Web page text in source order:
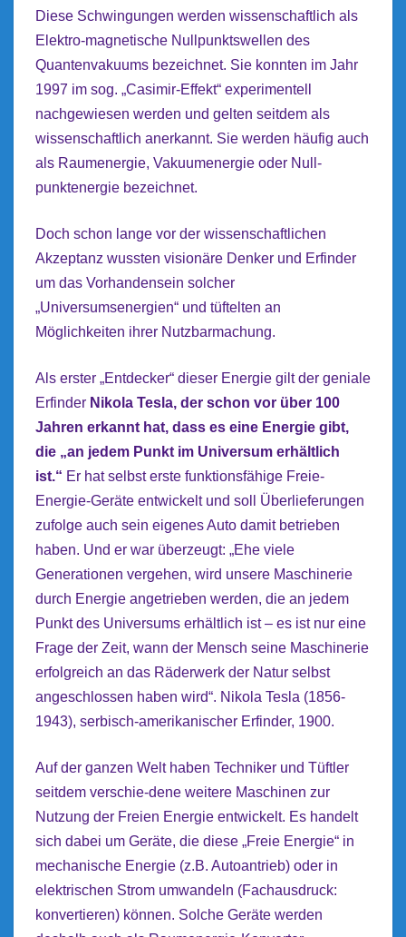
Diese Schwingungen werden wissenschaftlich als
Elektro-magnetische Nullpunktswellen des
Quantenvakuums bezeichnet. Sie konnten im Jahr
1997 im sog. „Casimir-Effekt“ experimentell
nachgewiesen werden und gelten seitdem als
wissenschaftlich anerkannt. Sie werden häufig auch
als Raumenergie, Vakuumenergie oder Null-
punktenergie bezeichnet.
Doch schon lange vor der wissenschaftlichen
Akzeptanz wussten visionäre Denker und Erfinder
um das Vorhandensein solcher
„Universumsenergien“ und tüftelten an
Möglichkeiten ihrer Nutzbarmachung.
Als erster „Entdecker“ dieser Energie gilt der geniale
Erfinder Nikola Tesla, der schon vor über 100
Jahren erkannt hat, dass es eine Energie gibt,
die „an jedem Punkt im Universum erhältlich
ist.“ Er hat selbst erste funktionsfähige Freie-
Energie-Geräte entwickelt und soll Überlieferungen
zufolge auch sein eigenes Auto damit betrieben
haben. Und er war überzeugt: „Ehe viele
Generationen vergehen, wird unsere Maschinerie
durch Energie angetrieben werden, die an jedem
Punkt des Universums erhältlich ist – es ist nur eine
Frage der Zeit, wann der Mensch seine Maschinerie
erfolgreich an das Räderwerk der Natur selbst
angeschlossen haben wird“. Nikola Tesla (1856-
1943), serbisch-amerikanischer Erfinder, 1900.
Auf der ganzen Welt haben Techniker und Tüftler
seitdem verschie-dene weitere Maschinen zur
Nutzung der Freien Energie entwickelt. Es handelt
sich dabei um Geräte, die diese „Freie Energie“ in
mechanische Energie (z.B. Autoantrieb) oder in
elektrischen Strom umwandeln (Fachausdruck:
konvertieren) können. Solche Geräte werden